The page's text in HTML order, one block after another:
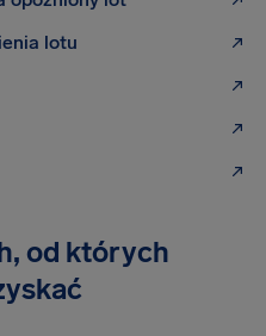
lotu
od których